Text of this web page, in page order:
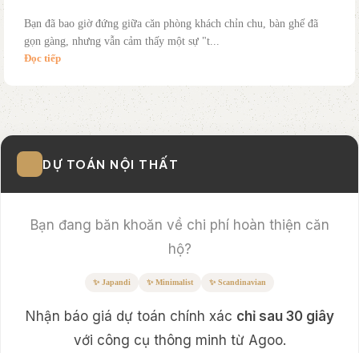
Bạn đã bao giờ đứng giữa căn phòng khách chỉn chu, bàn ghế đã
gọn gàng, nhưng vẫn cảm thấy một sự "t...
Đọc tiếp
DỰ TOÁN NỘI THẤT
Bạn đang băn khoăn về chi phí hoàn thiện căn
hộ?
✨ Japandi ✨ Minimalist ✨ Scandinavian
Nhận báo giá dự toán chính xác chỉ sau 30 giây
với công cụ thông minh từ Agoo.